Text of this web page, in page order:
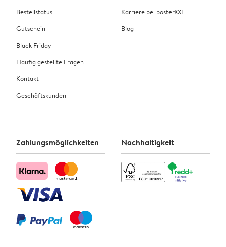
Bestellstatus
Gutschein
Black Friday
Häufig gestellte Fragen
Kontakt
Geschäftskunden
Karriere bei posterXXL
Blog
Zahlungsmöglichkeiten Nachhaltigkeit